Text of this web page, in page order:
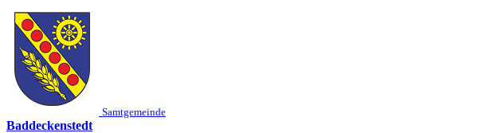
Samtgemeinde
Baddeckenstedt